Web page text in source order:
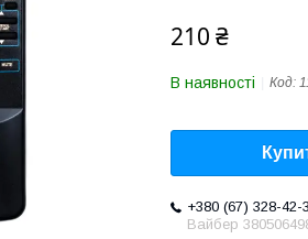
210 ₴
В наявності Код:
+380 (67) 328-42-
Вайбер